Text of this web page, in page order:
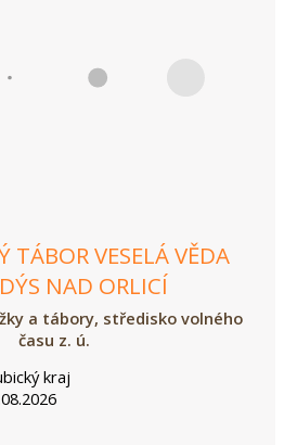
TÁBOR VESELÁ VĚDA
NAD ORLICÍ
a tábory, středisko volného
času z. ú.
kraj